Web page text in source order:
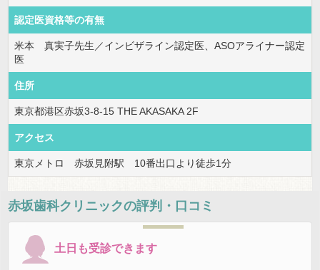
認定医資格等の有無
米本 真実子先生／インビザライン認定医、ASOアライナー認定
医
住所
東京都港区赤坂3-8-15 THE AKASAKA 2F
アクセス
東京メトロ 赤坂見附駅 10番出口より徒歩1分
赤坂歯科クリニックの評判・口コミ
土日も受診できます